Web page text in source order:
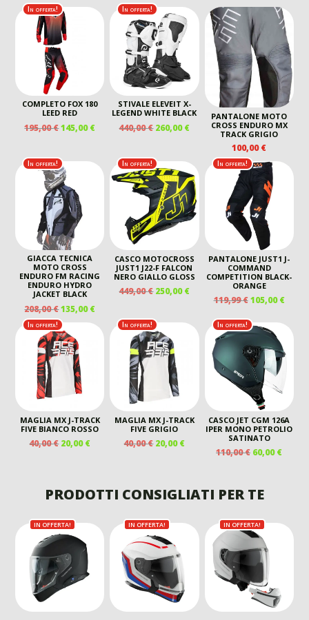
ORIGINALE
ERA:
190,00 €.
ATTUALE
145,00 €.
In offerta!
COMPLETO FOX 180
LEED RED
195,00€IL
ERA:
195,00 €.
145,00€IL
È:
145,00 €.
In offerta!
STIVALE ELEVEIT X-
LEGEND WHITE BLACK
440,00€ IL
ERA:
440,00 €.
260,00€IL
PREZZO
È:
260,00 €.
PANTALONE MOTO
CROSS ENDURO MX
TRACK GRIGIO
100,00€
In offerta!
GIACCA TECNICA
MOTO CROSS
ENDURO FM RACING
ENDURO HYDRO
JACKET BLACK
208,00€IL
PREZZO
ORIGINALE
ERA:
208,00 €.
135,00€IL
PREZZO
ATTUALE
135,00 €.
In offerta!
CASCO MOTOCROSS
JUST1 J22-F FALCON
NERO GIALLO GLOSS
449,00€ IL
ERA:
449,00 €.
250,00€IL
PREZZO
È:
250,00 €.
In offerta!
PANTALONE JUST1 J-
COMMAND
COMPETITION BLACK-
ORANGE
119,99€ IL
ORIGINALE
ERA:
119,99 €.
105,00€IL
In offerta!
MAGLIA MX J-TRACK
FIVE BIANCO ROSSO
40,00€ IL
40,00 €.
20,00€IL
20,00 €.
In offerta!
MAGLIA MX J-TRACK
FIVE GRIGIO
40,00€ IL
40,00 €.
20,00€IL
PREZZO
20,00 €.
In offerta!
CASCO JET CGM 126A
IPER MONO PETROLIO
SATINATO
110,00€ IL
ERA:
110,00 €.
60,00€IL
PRODOTTI CONSIGLIATI PER TE
IN OFFERTA! IN OFFERTA! IN OFFERTA!